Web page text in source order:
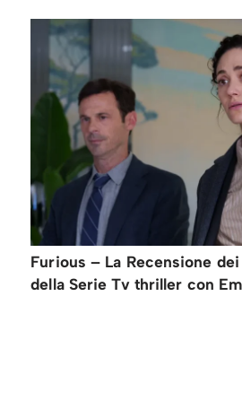
Furious – La Recensione
della Serie Tv thriller con